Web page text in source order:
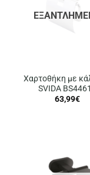
Χαρτοθήκη με
SVIDA
63,99€